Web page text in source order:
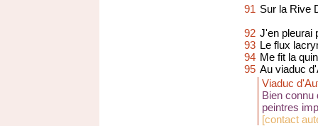
91 Sur la Rive
92 J'en pleurai
93 Le flux
94 Me fit la
95 Au viaduc
Viaduc
Bien connu
peintres
[contact